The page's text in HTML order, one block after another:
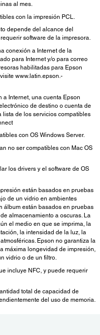
al mes.
con la impresión PCL.
depende del alcance del
software de la impresora.
conexión a Internet de la
para Internet y/o para correo
habilitadas para Epson
www.latin.epson.-
Internet, una cuenta Epson
de destino o cuenta de
lista de los servicios compatibles
con OS Windows Server.
no ser compatibles con Mac OS
los drivers y el software de OS
están basados en pruebas
de un vidrio en ambientes
álbum están basados en pruebas
almacenamiento a oscuras. La
el medio en que se imprima, la
la intensidad de la luz, la
Epson no garantiza la
máxima longevidad de impresión,
vidrio o de un filtro.
incluye NFC, y puede requerir
total de capacidad de
del uso de memoria.